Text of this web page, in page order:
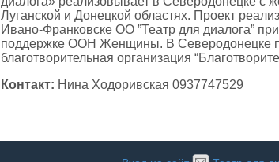
Луганской и Донецкой областях. Проект
Ивано-Франковске ОО ”Театр для диалога”
поддержке ООН Женщины. В Северодонецке
благотворительная организация
Контакт: Нина Ходоривская 0937747529